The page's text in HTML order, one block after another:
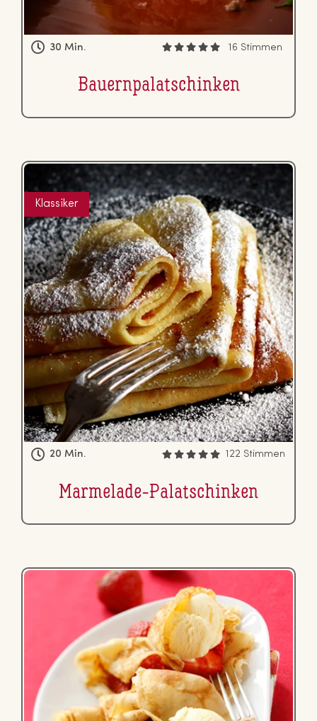
30 Min. 16 Stimmen
Bau­ern­pa­la­tschin­ken
Klassiker
20 Min. 122 Stimmen
Marmelade-Pa­la­tschin­ken